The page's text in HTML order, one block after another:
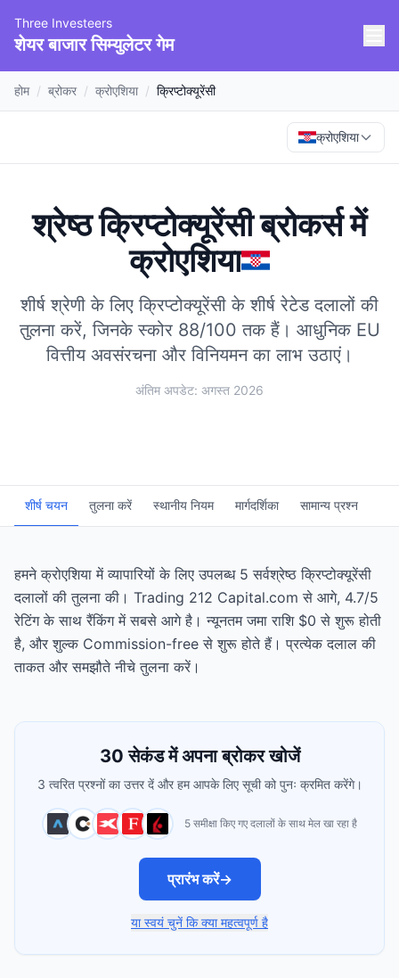
Three Investeers
शेयर बाजार सिम्युलेटर गेम
होम / ब्रोकर / क्रोएशिया / क्रिप्टोक्यूरेंसी
क्रोएशिया
श्रेष्ठ क्रिप्टोक्यूरेंसी ब्रोकर्समें
क्रोएशिया
शीर्ष श्रेणी के लिए क्रिप्टोक्यूरेंसी के शीर्ष रेटेड दलालों की
तुलना करें, जिनके स्कोर 88/100 तक हैं। आधुनिक EU
वित्तीय अवसंरचना और विनियमन का लाभ उठाएं।
अंतिम अपडेट: अगस्त 2026
शीर्ष चयन तुलना करें स्थानीय नियम मार्गदर्शिका सामान्य प्रश्न
हमने क्रोएशिया में व्यापारियों के लिए उपलब्ध 5 सर्वश्रेष्ठ क्रिप्टोक्यूरेंसी
दलालों की तुलना की। Trading 212 Capital.com से आगे, 4.7/5
रेटिंग के साथ रैंकिंग में सबसे आगे है। न्यूनतम जमा राशि $0 से शुरू होती
है, और शुल्क Commission-free से शुरू होते हैं। प्रत्येक दलाल की
ताकत और समझौते नीचे तुलना करें।
30 सेकंड में अपना ब्रोकर खोजें
3 त्वरित प्रश्नों का उत्तर दें और हम आपके लिए सूची को पुनः क्रमित करेंगे।
5 समीक्षा किए गए दलालों के साथ मेल खा रहा है
प्रारंभ करें→
या स्वयं चुनें कि क्या महत्वपूर्ण है